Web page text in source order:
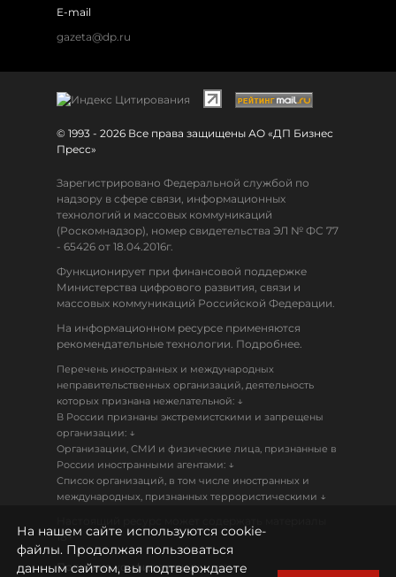
E-mail
gazeta@dp.ru
© 1993 - 2026 Все права защищены АО «ДП Бизнес
Пресс»
Зарегистрировано Федеральной службой по
надзору в сфере связи, информационных
технологий и массовых коммуникаций
(Роскомнадзор), номер свидетельства ЭЛ № ФС 77
- 65426 от 18.04.2016г.
Функционирует при финансовой поддержке
Министерства цифрового развития, связи и
массовых коммуникаций Российской Федерации.
На информационном ресурсе применяются
рекомендательные технологии. Подробнее.
Перечень иностранных и международных
неправительственных организаций, деятельность
которых признана нежелательной: ↓
В России признаны экстремистскими и запрещены
организации: ↓
Организации, СМИ и физические лица, признанные в
России иностранными агентами: ↓
Список организаций, в том числе иностранных и
международных, признанных террористическими ↓
18+
Политика конфиденциальности
На нашем сайте используются cookie-
файлы. Продолжая пользоваться
данным сайтом, вы подтверждаете